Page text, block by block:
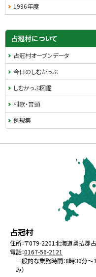
1996年度
占冠村について
占冠村オープンデータ
今日のしむかっぷ
しむかっぷ図鑑
村歌・音頭
例規集
北
海
道
占冠村役
場
住所：〒079-2201北海道勇払郡
電話：0167-56-2121
一般的な業務時間：8時30分
み）